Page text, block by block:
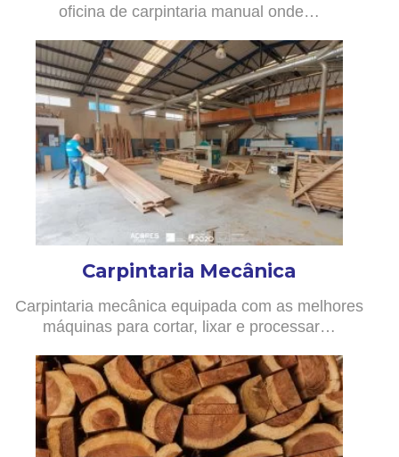
oficina de carpintaria manual onde…
Carpintaria Mecânica
Carpintaria mecânica equipada com as melhores
máquinas para cortar, lixar e processar…